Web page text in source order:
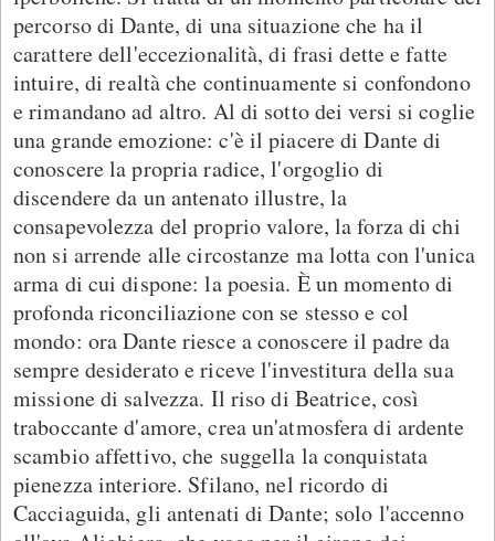
percorso di Dante, di una situazione che ha il
carattere dell'eccezionalità, di frasi dette e fatte
intuire, di realtà che continuamente si confondono
e rimandano ad altro. Al di sotto dei versi si coglie
una grande emozione: c'è il piacere di Dante di
conoscere la propria radice, l'orgoglio di
discendere da un antenato illustre, la
consapevolezza del proprio valore, la forza di chi
non si arrende alle circostanze ma lotta con l'unica
arma di cui dispone: la poesia. È un momento di
profonda riconciliazione con se stesso e col
mondo: ora Dante riesce a conoscere il padre da
sempre desiderato e riceve l'investitura della sua
missione di salvezza. Il riso di Beatrice, così
traboccante d'amore, crea un'atmosfera di ardente
scambio affettivo, che suggella la conquistata
pienezza interiore. Sfilano, nel ricordo di
Cacciaguida, gli antenati di Dante; solo l'accenno